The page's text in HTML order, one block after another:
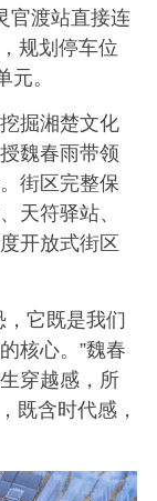
官渡站直接连
规划停车位
。
掘湘楚文化
魏春雨带领
街区完整保
天符驿站、
开放式街区
，它既是我们
核心。”魏春
穿越感，所
既含时代感，